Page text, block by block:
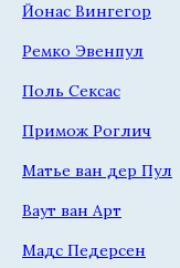
Йонас Вингегор
Ремко Эвенпул
Поль Сексас
Примож Роглич
Матье ван дер Пул
Ваут ван Арт
Мадс Педерсен